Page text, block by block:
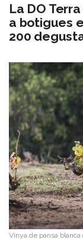
​La DO
a botigues
200
Vinya de pansa blanca